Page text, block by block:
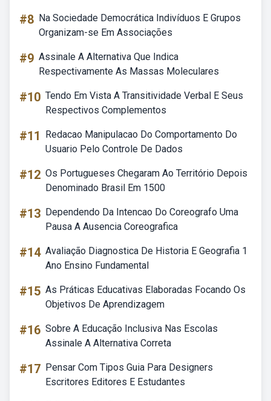
#8 Na Sociedade Democrática Indivíduos E Grupos
Organizam-se Em Associações
#9 Assinale A Alternativa Que Indica
Respectivamente As Massas Moleculares
#10 Tendo Em Vista A Transitividade Verbal E Seus
Respectivos Complementos
#11
Redacao Manipulacao Do Comportamento Do
Usuario Pelo Controle De Dados
#12 Os Portugueses Chegaram Ao Território Depois
Denominado Brasil Em 1500
#13 Dependendo Da Intencao Do Coreografo Uma
Pausa A Ausencia Coreografica
#14 Avaliação Diagnostica De Historia E Geografia 1
Ano Ensino Fundamental
#15 As Práticas Educativas Elaboradas Focando Os
Objetivos De Aprendizagem
#16 Sobre A Educação Inclusiva Nas Escolas
Assinale A Alternativa Correta
#17 Pensar Com Tipos Guia Para Designers
Escritores Editores E Estudantes